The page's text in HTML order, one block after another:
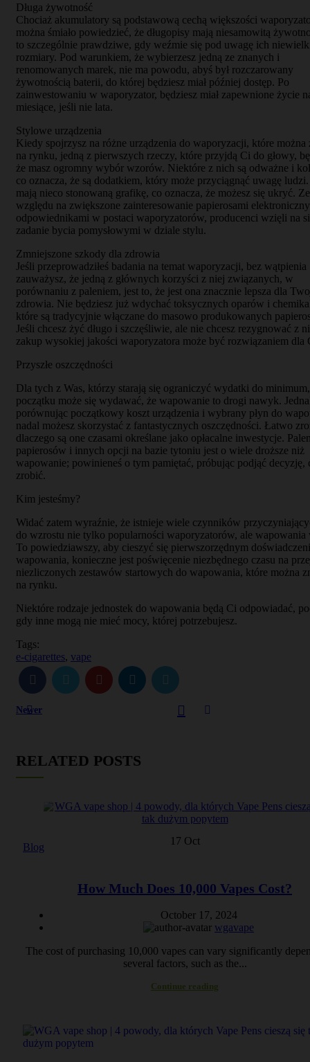
Długa żywotność
Chociaż akumulatory są podstawową cechą większości
można śmiało powiedzieć, że długopisy mają niesamowitą
to szczególnie prawdziwe, gdy weźmie się pod uwagę ich
rozmiary. Pod warunkiem, że wybierzesz jedną ze znanych i
renomowanych marek, nie ma powodu, abyś był rozczarowany
żywotnością baterii, do której będziesz miał później dostęp. Po
zainwestowaniu w waporyzator, będziesz miał zapewnione życie
miesiące, jeśli nie lata.
Stylowe urządzenia
Kiedy spojrzysz na różne urządzenia do waporyzacji, które można
na rynku, jedną z pierwszych rzeczy, które przyjdą Ci do głowy,
że masz ogromny wybór wzorów. Niektóre z nich są odważne i
co oznacza, że ​​są dodatkiem, który może przyciągnąć uwagę
mają nieco stonowaną grafikę, co oznacza, że ​​możesz się ukryć. Ze
względu na zwiększone zainteresowanie papierosami
odpowiednikami w postaci waporyzatorów, producenci wzięli na
zadanie bycia pomysłowymi w dziale stylu.
Zmniejszone szkody dla zdrowia
Jeśli przeprowadziłeś badania na temat waporyzacji, bez wątpienia
zauważysz, że jedną z głównych korzyści z niej związanych, w
porównaniu z paleniem, jest to, że jest ona znacznie lepsza dla
zdrowia. Nie będziesz już wdychać toksycznych oparów i
które są tradycyjnie włączane do masowo produkowanych
Jeśli chcesz żyć długo i szczęśliwie, ale nie chcesz rezygnować z
zakup wysokiej jakości waporyzatora może być rozwiązaniem dla
Przyszłe oszczędności
Dla tych z Was, którzy starają się ograniczyć wydatki do
początku może się wydawać, że wapowanie to drogi nawyk.
porównując początkowy koszt urządzenia i wybrany płyn do
nadal możesz skorzystać z fantastycznych oszczędności. Łatwo
dlaczego są one czasami określane jako opłacalne inwestycje.
papierosów i innych opcji na bazie tytoniu jest o wiele droższe niż
wapowanie; powinieneś o tym pamiętać, próbując podjąć decyzję,
zrobić.
Kim jesteśmy?
Widać zatem wyraźnie, że istnieje wiele czynników
do wzrostu nie tylko popularności waporyzatorów, ale wapowania
To powiedziawszy, aby cieszyć się pierwszorzędnym
wapowania, konieczne jest poświęcenie niezbędnego czasu na
niezliczonych zestawów startowych do wapowania, które można
na rynku.
Niektóre rodzaje jednostek do wapowania będą Ci odpowiadać,
gdy inne mogą nie mieć mocy, której potrzebujesz.
Tags:
e-cigarettes, vape
Newer
RELATED POSTS
17 Oct
Blog
How Much Does 10,000 Vapes Cost?
October 17, 2024
wgavape
The cost of purchasing 10,000 vapes can vary significantly
several factors, such as the...
Continue reading